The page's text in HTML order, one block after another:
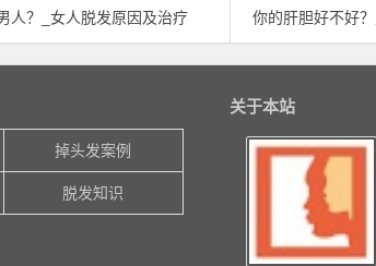
人？_女人脱发原因及治疗
你的肝胆好不好？竖
掉头发案例
脱发知识
关于本站